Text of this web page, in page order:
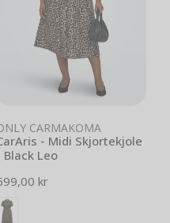
Vælg muligheder
CARMAKOMA
- Midi Skjortekjole
Black Leo
pris
kr